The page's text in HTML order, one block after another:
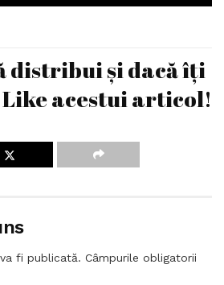
distribui și dacă îți
Like acestui articol!
fi publicată. Câmpurile obligatorii